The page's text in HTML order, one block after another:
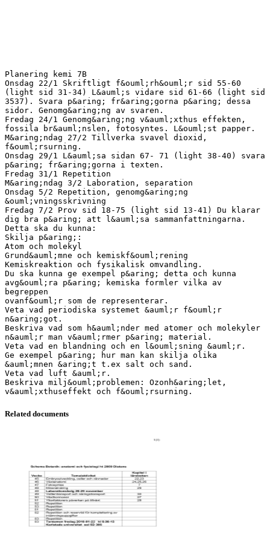
Planering kemi 7B
Onsdag 22/1 Skriftligt f&ouml;rh&ouml;r sid 55-60
(light sid 31-34) L&auml;s vidare sid 61-66 (light sid
3537). Svara p&aring; fr&aring;gorna p&aring; dessa
sidor. Genomg&aring;ng av svaren.
Fredag 24/1 Genomg&aring;ng v&auml;xthus effekten,
fossila br&auml;nslen, fotosyntes. L&ouml;st papper.
M&aring;ndag 27/2 Tillverka svavel dioxid,
f&ouml;rsurning.
Onsdag 29/1 L&auml;sa sidan 67- 71 (light 38-40) svara
p&aring; fr&aring;gorna i texten.
Fredag 31/1 Repetition
M&aring;ndag 3/2 Laboration, separation
Onsdag 5/2 Repetition, genomg&aring;ng
&ouml;vningsskrivning
Fredag 7/2 Prov sid 18-75 (light sid 13-41) Du klarar
dig bra p&aring; att l&auml;sa sammanfattningarna.
Detta ska du kunna:
Skilja p&aring;:
Atom och molekyl
Grund&auml;mne och kemiskf&ouml;rening
Kemiskreaktion och fysikalisk omvandling.
Du ska kunna ge exempel p&aring; detta och kunna
avg&ouml;ra p&aring; kemiska formler vilka av
begreppen
ovanf&ouml;r som de representerar.
Veta vad periodiska systemet &auml;r f&ouml;r
n&aring;got.
Beskriva vad som h&auml;nder med atomer och molekyler
n&auml;r man v&auml;rmer p&aring; material.
Veta vad en blandning och en l&ouml;sning &auml;r.
Ge exempel p&aring; hur man kan skilja olika
&auml;mnen &aring;t t.ex salt och sand.
Veta vad luft &auml;r.
Beskriva milj&ouml;problemen: Ozonh&aring;let,
Related documents